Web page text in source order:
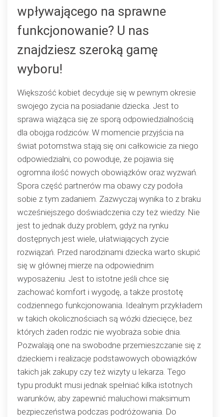
wpływającego na sprawne
funkcjonowanie? U nas
znajdziesz szeroką gamę
wyboru!
Większość kobiet decyduje się w pewnym okresie
swojego życia na posiadanie dziecka. Jest to
sprawa wiążąca się ze sporą odpowiedzialnością
dla obojga rodziców. W momencie przyjścia na
świat potomstwa stają się oni całkowicie za niego
odpowiedzialni, co powoduje, że pojawia się
ogromna ilość nowych obowiązków oraz wyzwań.
Spora część partnerów ma obawy czy podoła
sobie z tym zadaniem. Zazwyczaj wynika to z braku
wcześniejszego doświadczenia czy też wiedzy. Nie
jest to jednak duży problem, gdyż na rynku
dostępnych jest wiele, ułatwiających życie
rozwiązań. Przed narodzinami dziecka warto skupić
się w głównej mierze na odpowiednim
wyposażeniu. Jest to istotne jeśli chce się
zachować komfort i wygodę, a także prostotę
codziennego funkcjonowania. Idealnym przykładem
w takich okolicznościach są wózki dziecięce, bez
których żaden rodzic nie wyobraża sobie dnia.
Pozwalają one na swobodne przemieszczanie się z
dzieckiem i realizacje podstawowych obowiązków
takich jak zakupy czy też wizyty u lekarza. Tego
typu produkt musi jednak spełniać kilka istotnych
warunków, aby zapewnić maluchowi maksimum
bezpieczeństwa podczas podróżowania. Do